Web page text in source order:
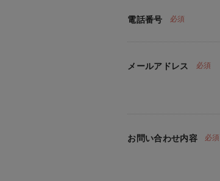
電話番号 必須
メールアドレス 必須
お問い合わせ内容 必須